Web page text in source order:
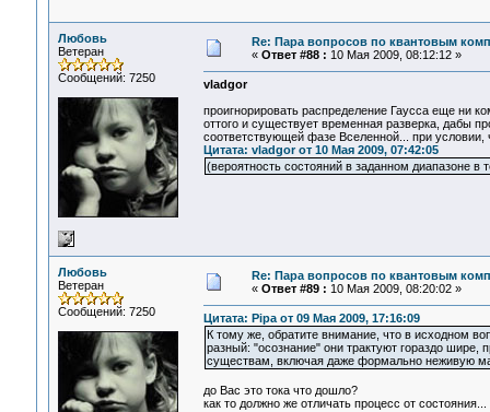
Любовь
Ветеран
Сообщений: 7250
Re: Пара вопросов по квантовым
« Ответ #88 : 10 Мая 2009, 08:12:12 »
vladgor
проигнорировать распределение Гаусса еще ни
оттого и существует временная разверка, дабы
соответствующей фазе Вселенной... при условии,
Цитата: vladgor от 10 Мая 2009, 07:42:05
(вероятность состояний в заданном диапазоне в
Любовь
Ветеран
Сообщений: 7250
Re: Пара вопросов по квантовым
« Ответ #89 : 10 Мая 2009, 08:20:02 »
Цитата: Pipa от 09 Мая 2009, 17:16:09
К тому же, обратите внимание, что в исходном
разный: "осознание" они трактуют гораздо
существам, включая даже формально неживую
до Вас это тока что дошло?
как то должно же отличать процесс от состояния...